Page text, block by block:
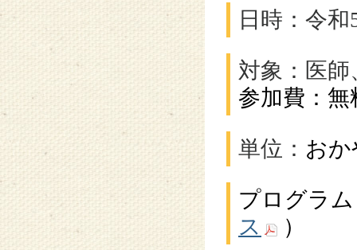
日時：令和
対象：医
参加費：無
単位： お
プログラ
ス
）